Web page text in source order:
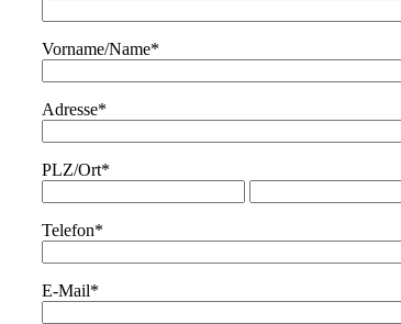
Vorname/Name*
Adresse*
PLZ/Ort*
Telefon*
E-Mail*